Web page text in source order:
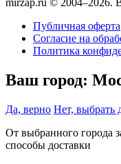
mirzap.ru © 2004–2026.
Публичная оферта
Согласие на
Политика
Ваш город:
Да, верно Нет, выбрать
От выбранного города
способы доставки